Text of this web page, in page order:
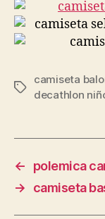
Etiquetas
camiseta
decathlon
←
polemica
→
camiseta